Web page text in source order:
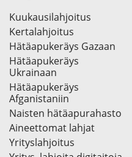
Kuukausilahjoitus
Kertalahjoitus
Hätäapukeräys Gazaan
Hätäapukeräys
Ukrainaan
Hätäapukeräys
Afganistaniin
Naisten hätäapurahasto
Aineettomat lahjat
Yrityslahjoitus